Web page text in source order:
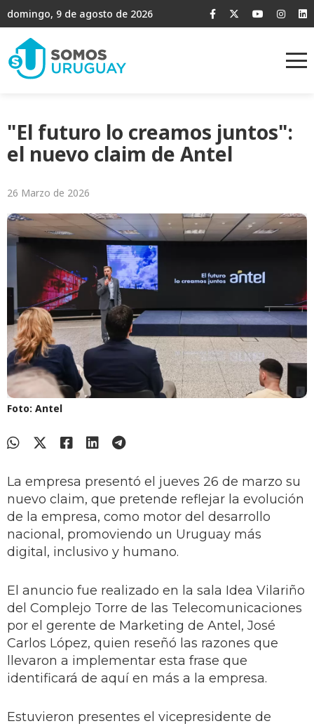
domingo, 9 de agosto de 2026
"El futuro lo creamos juntos":
el nuevo claim de Antel
26 Marzo de 2026
Foto: Antel
La empresa presentó el jueves 26 de marzo su
nuevo claim, que pretende reflejar la evolución
de la empresa, como motor del desarrollo
nacional, promoviendo un Uruguay más
digital, inclusivo y humano.
El anuncio fue realizado en la sala Idea Vilariño
del Complejo Torre de las Telecomunicaciones
por el gerente de Marketing de Antel, José
Carlos López, quien reseñó las razones que
llevaron a implementar esta frase que
identificará de aquí en más a la empresa.
Estuvieron presentes el vicepresidente de